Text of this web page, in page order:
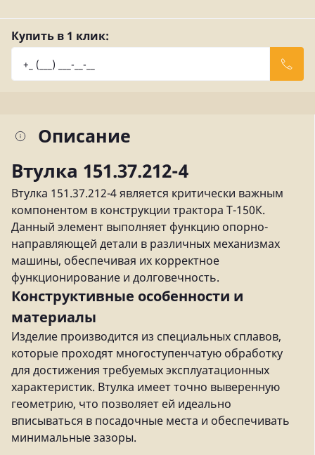
Купить в 1 клик:
Описание
Втулка 151.37.212-4
Втулка 151.37.212-4 является критически важным
компонентом в конструкции трактора Т-150К.
Данный элемент выполняет функцию опорно-
направляющей детали в различных механизмах
машины, обеспечивая их корректное
функционирование и долговечность.
Конструктивные особенности и
материалы
Изделие производится из специальных сплавов,
которые проходят многоступенчатую обработку
для достижения требуемых эксплуатационных
характеристик. Втулка имеет точно выверенную
геометрию, что позволяет ей идеально
вписываться в посадочные места и обеспечивать
минимальные зазоры.